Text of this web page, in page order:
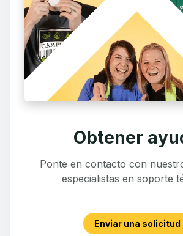
Obtener
Ponte en contacto con
especialistas en soporte
Enviar una solicitud